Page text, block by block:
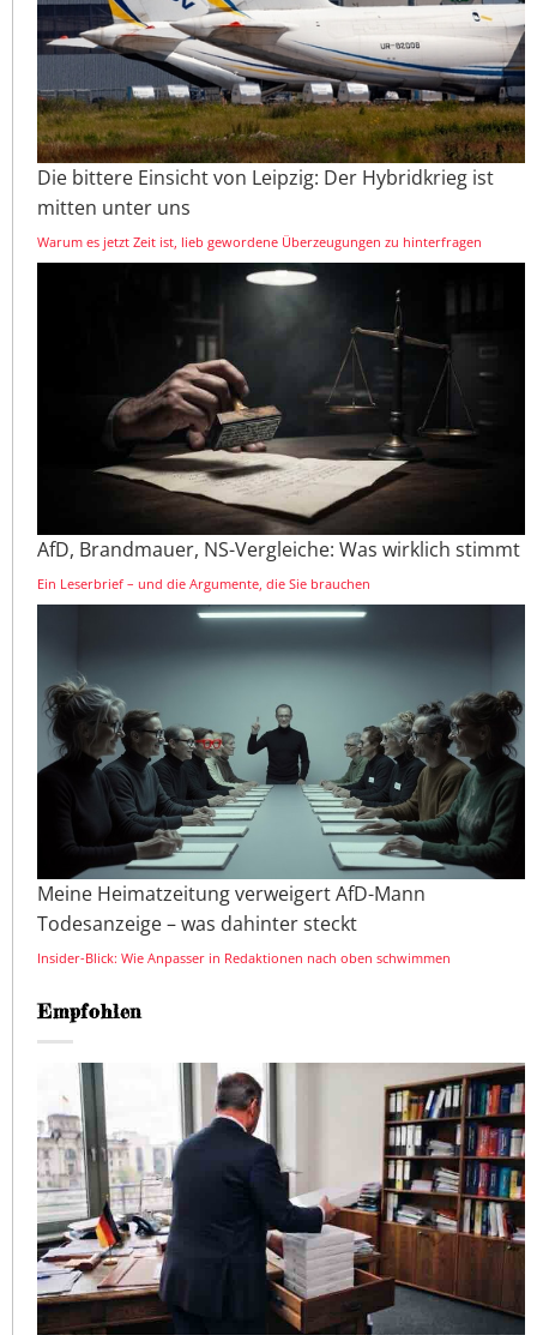
Die bittere Einsicht von Leipzig: Der Hybridkrieg ist
mitten unter uns
Warum es jetzt Zeit ist, lieb gewordene Überzeugungen zu hinterfragen
AfD, Brandmauer, NS-Vergleiche: Was wirklich stimmt
Ein Leserbrief – und die Argumente, die Sie brauchen
Meine Heimatzeitung verweigert AfD-Mann
Todesanzeige – was dahinter steckt
Insider-Blick: Wie Anpasser in Redaktionen nach oben schwimmen
Empfohlen